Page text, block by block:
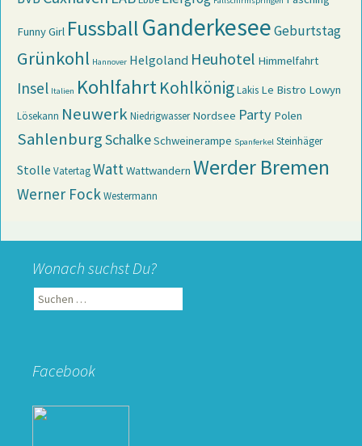
Funny Girl FussballGanderkeseeGeburtstag
Grünkohl Hannover Helgoland Heuhotel Himmelfahrt
Insel Italien KohlfahrtKohlkönigLakis Le Bistro Lowyn
Lösekann NeuwerkNiedrigwasser Nordsee Party Polen
SahlenburgSchalkeSchweinerampe Spanferkel Steinhäger
Stolle VatertagWattWattwandern Werder Bremen
Werner FockWestermann
Wonach suchst Du?
Suchen
nach:
Facebook